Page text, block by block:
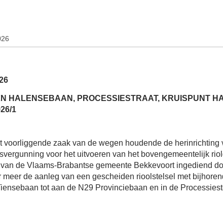
HALENSEBAAN, PROCESSIESTRAAT, KRUISPUNT
1
voorliggende zaak van de wegen houdende de
voor het uitvoeren van het bovengemeentelijk
de Vlaams-Brabantse gemeente Bekkevoort ingediend
meer de aanleg van een gescheiden rioolstelsel met
tot aan de N29 Provinciebaan en in de